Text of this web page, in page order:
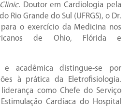
. Doutor em Cardiologia pela
Rio Grande do Sul (UFRGS), o Dr.
o exercício da Medicina nos
de Ohio, Flórida e
e acadêmica distingue-se por
à prática da Eletrofisiologia.
como Chefe do Serviço
Cardíaca do Hospital